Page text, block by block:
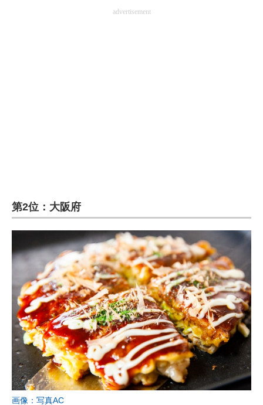
advertisement
第2位：大阪府
画像：写真AC